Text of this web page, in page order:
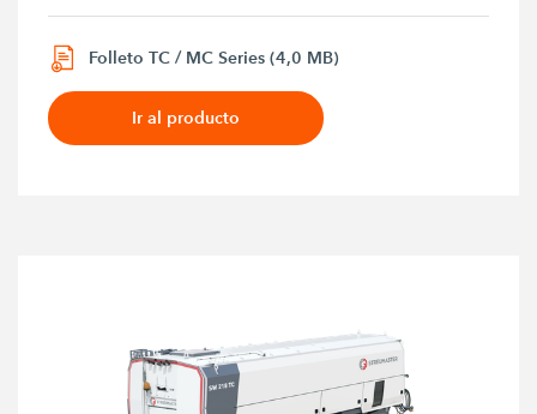
Folleto TC / MC Series (4,0 MB)
Ir al producto